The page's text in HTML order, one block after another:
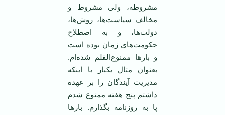
مشروطه، ولی مشروط و
مخالف سیاست‌ها، روش‌ها،
دولت‌ها، و به اصطلاح
حکومت‌های زمان بوده است
و بار‌ها ممنوع‌القلم شده‌ام.
بعنوان مثال یکبار با اینکه
مدیریت آیندگان را بر عهده
داشتم پنج هفته ممنوع شدم
پا به روزنامه بگذارم. بار‌ها